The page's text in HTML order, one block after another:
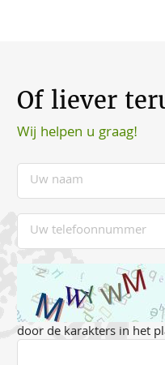
Of liever
Wij helpen u graag!
door de karakters in het